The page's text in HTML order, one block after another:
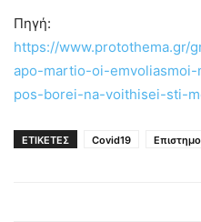
Πηγή:
https://www.protothema.gr/
apo-martio-oi-
pos-borei-na-voithisei-sti-
ΕΤΙΚΕΤΕΣ Covid19